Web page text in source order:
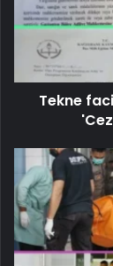
Tekne